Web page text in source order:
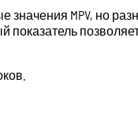
MPV, но